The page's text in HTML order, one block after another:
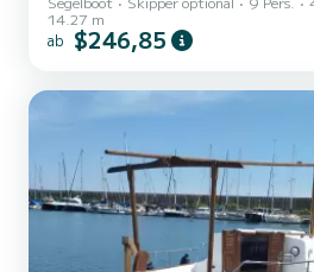
Cruiser 46, Baujahr 2017, bietet ein
einen Familien- oder Freundesurlaub. Sie
Meter langen Segelboot eine
Dieser Cruiser 46 ist mit einem
14.27 m
ab $246,85